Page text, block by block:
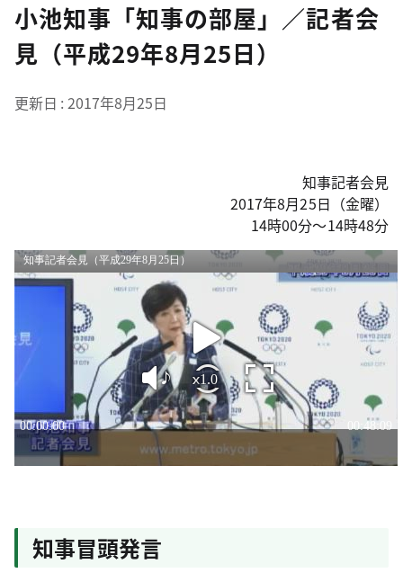
小池知事「知事の部屋」／記者会
見（平成29年8月25日）
更新日 2017年8月25日
知事記者会見
2017年8月25日（金曜）
14時00分～14時48分
知事冒頭発言